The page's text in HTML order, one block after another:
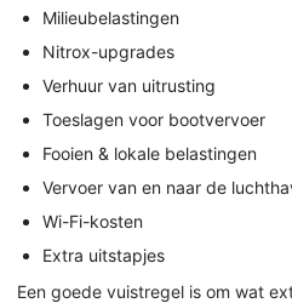
Milieubelastingen
Nitrox-upgrades
Verhuur van uitrusting
Toeslagen voor bootvervoer
Fooien & lokale belastingen
Vervoer van en naar de
Wi-Fi-kosten
Extra uitstapjes
Een goede vuistregel is om wat